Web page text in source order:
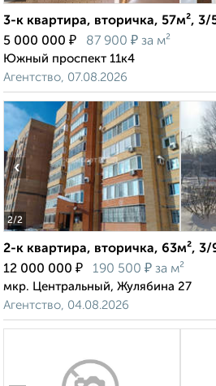
3-к квартира, вторичка, 57м², 3/
5 000 000 ₽ 87 900 ₽ за м²
Южный проспект 11к4
Агентство, 07.08.2026
2/2
‹
2-к квартира, вторичка, 63м², 3/
12 000 000 ₽ 190 500 ₽ за м²
мкр. Центральный, Жулябина 27
Агентство, 04.08.2026